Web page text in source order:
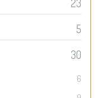
23
5
30
6